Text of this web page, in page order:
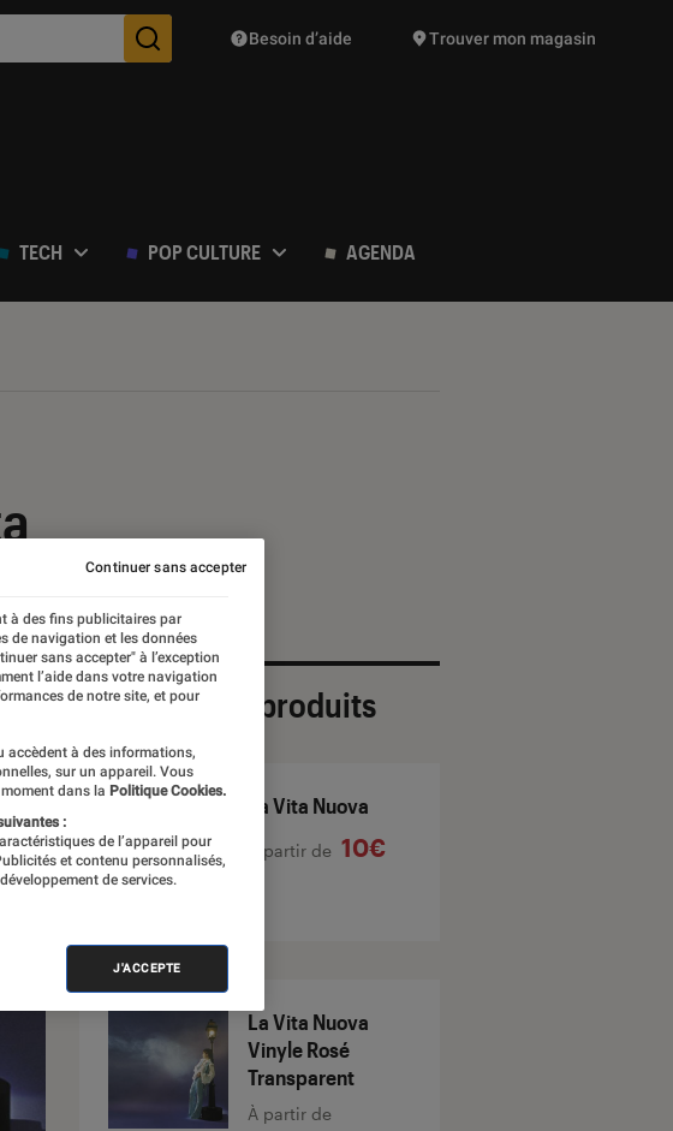
Des suggestions de produits vont vous être proposées
Besoin d’aide Trouver mon magasin
TECH POP CULTURE AGENDA
Sélection de produits
La Vita Nuova
À partir de 10€
La Vita Nuova
Vinyle Rosé
Transparent
À partir de
à des fins publicitaires par
de navigation et les données
sans accepter" à l’exception
l’aide dans votre navigation
de notre site, et pour
accèdent à des informations,
sur un appareil. Vous
dans la Politique Cookies.
:
de l’appareil pour
et contenu personnalisés,
de services.
J'ACCEPTE
Continuer sans accepter